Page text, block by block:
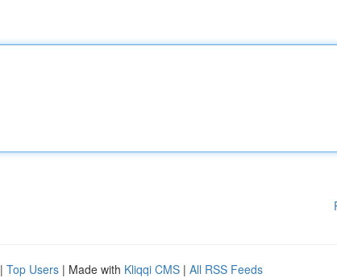
| Top Users | Made with Kliqqi CMS | All RSS Feeds